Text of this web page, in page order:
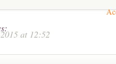
at 12:52